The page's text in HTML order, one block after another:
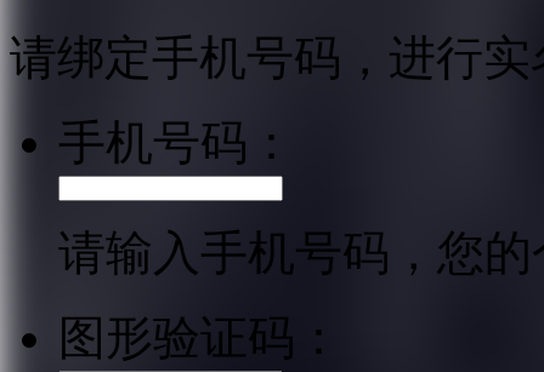
请绑定手机号码，进行
手机号码：
请输入手机号码，您
图形验证码：